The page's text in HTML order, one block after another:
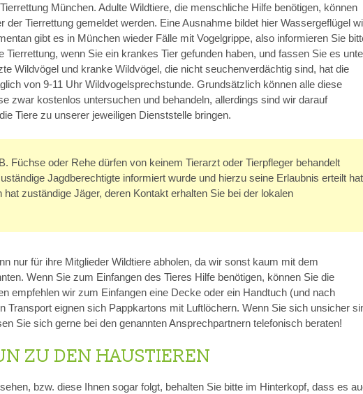
München. Adulte Wildtiere, die menschliche Hilfe benötigen, können
der Tierrettung gemeldet werden. Eine Ausnahme bildet hier Wassergeflügel
gibt es in München wieder Fälle mit Vogelgrippe, also informieren Sie
Tierrettung, wenn Sie ein krankes Tier gefunden haben, und fassen Sie es
Wildvögel und kranke Wildvögel, die nicht seuchenverdächtig sind, hat die
von 9-11 Uhr Wildvogelsprechstunde. Grundsätzlich können alle diese
zwar kostenlos untersuchen und behandeln, allerdings sind wir darauf
Tiere zu unserer jeweiligen Dienststelle bringen.
Füchse oder Rehe dürfen von keinem Tierarzt oder Tierpfleger behandelt
Jagdberechtigte informiert wurde und hierzu seine Erlaubnis erteilt
zuständige Jäger, deren Kontakt erhalten Sie bei der lokalen
nur für ihre Mitglieder Wildtiere abholen, da wir sonst kaum mit dem
Wenn Sie zum Einfangen des Tieres Hilfe benötigen, können Sie die
empfehlen wir zum Einfangen eine Decke oder ein Handtuch (und nach
Transport eignen sich Pappkartons mit Luftlöchern. Wenn Sie sich unsicher
Sie sich gerne bei den genannten Ansprechpartnern telefonisch beraten!
ZU DEN HAUSTIEREN
bzw. diese Ihnen sogar folgt, behalten Sie bitte im Hinterkopf, dass es